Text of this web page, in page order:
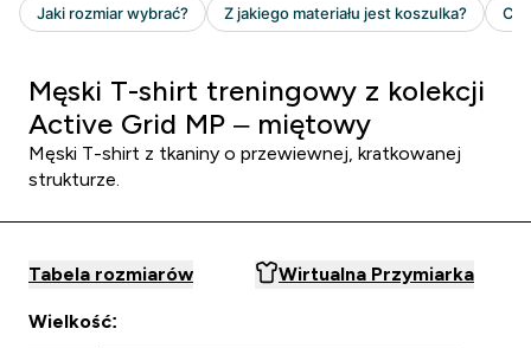
Męski T-shirt treningowy z kolekcji
Active Grid MP – miętowy
Męski T-shirt z tkaniny o przewiewnej, kratkowanej
strukturze.
Tabela rozmiarów Wirtualna Przymiarka
Wielkość: